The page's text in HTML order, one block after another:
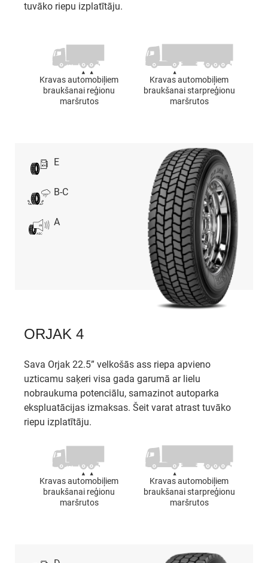
tuvāko riepu izplatītāju.
Kravas automobiļiem
braukšanai reģionu
maršrutos
Kravas automobiļiem
braukšanai starpreģionu
maršrutos
E
B-C
A
ORJAK 4
Sava Orjak 22.5” velkošās ass riepa apvieno
uzticamu saķeri visa gada garumā ar lielu
nobraukuma potenciālu, samazinot autoparka
ekspluatācijas izmaksas. Šeit varat atrast tuvāko
riepu izplatītāju.
Kravas automobiļiem
braukšanai reģionu
maršrutos
Kravas automobiļiem
braukšanai starpreģionu
maršrutos